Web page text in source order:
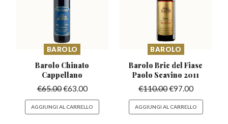
BAROLO
Barolo Chinato
Cappellano
€65.00€63.00
AGGIUNGI AL CARRELLO
BAROLO
Barolo Bric del Fiasc
Paolo Scavino 2011
€110.00€97.00
AGGIUNGI AL CARRELLO